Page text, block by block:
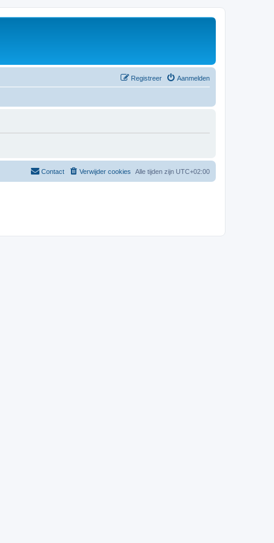
Aanmelden
Registreer
Alle tijden zijn UTC+02:00
Verwijder cookies
Contact